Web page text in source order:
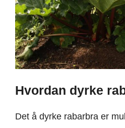
Hvordan dyrke
Det å dyrke rabarbra er